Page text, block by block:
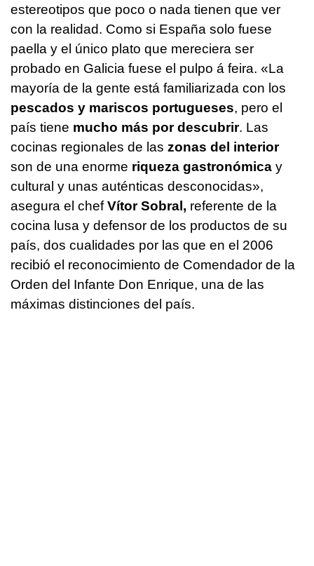
estereotipos que poco o nada tienen que ver
con la realidad. Como si España solo fuese
paella y el único plato que mereciera ser
probado en Galicia fuese el pulpo á feira. «La
mayoría de la gente está familiarizada con los
pescados y mariscos portugueses, pero el
país tiene mucho más por descubrir. Las
cocinas regionales de las zonas del interior
son de una enorme riqueza gastronómica y
cultural y unas auténticas desconocidas»,
asegura el chefVítor Sobral, referente de la
cocina lusa y defensor de los productos de su
país, dos cualidades por las que en el 2006
recibió el reconocimiento de Comendador de la
Orden del Infante Don Enrique, una de las
máximas distinciones del país.